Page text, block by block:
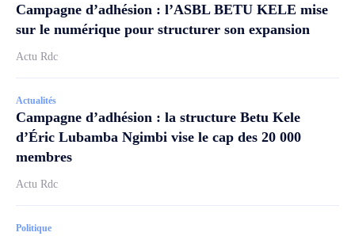
Campagne d’adhésion : l’ASBL BETU KELE mise
sur le numérique pour structurer son expansion
Actu Rdc
Actualités
Campagne d’adhésion : la structure Betu Kele
d’Éric Lubamba Ngimbi vise le cap des 20 000
membres
Actu Rdc
Politique